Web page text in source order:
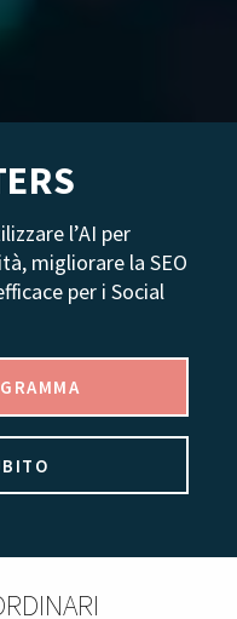
l’AI per
migliorare la SEO
per i Social